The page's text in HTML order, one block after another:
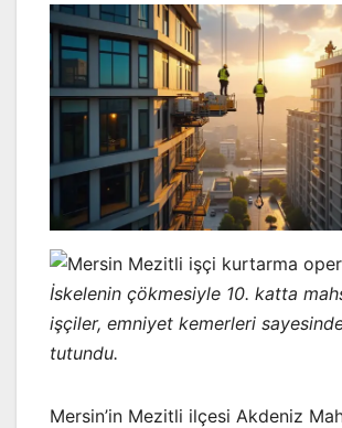
İskelenin çökmesiyle 10. katta
işçiler, emniyet kemerleri
tutundu.
Mersin’in Mezitli ilçesi Akdeniz